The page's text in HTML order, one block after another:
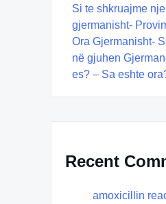
Si te shkruajme
gjermanisht-
Ora Gjermanisht-
në gjuhen
es? – Sa eshte
Recent
amoxicillin